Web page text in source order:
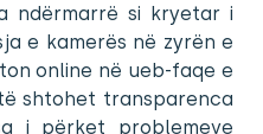
ndërmarrë si kryetar i
e kamerës në zyrën e
online në ueb-faqe e
shtohet transparenca
i përket problemeve